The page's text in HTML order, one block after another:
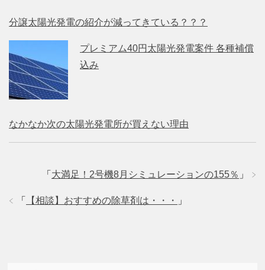
分譲太陽光発電の紹介が減ってきている？？？
プレミアム40円太陽光発電案件 各種補償
込み
なかなか次の太陽光発電所が買えない理由
「 大満足！2号機8月シミュレーションの155％ 」
「 【相談】おすすめの除草剤は・・・ 」